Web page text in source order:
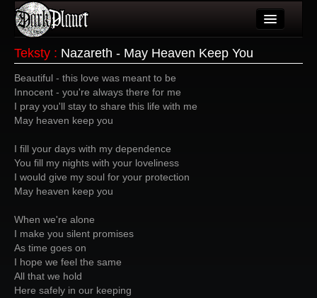
Wydarzenia
Galeria
Forum
Więcej
Teksty : Nazareth - May Heaven Keep You
Beautiful - this love was meant to be
Innocent - you're always there for me
I pray you'll stay to share this life with me
May heaven keep you
I fill your days with my dependence
You fill my nights with your loveliness
I would give my soul for your protection
May heaven keep you
When we're alone
I make you silent promises
As time goes on
I hope we feel the same
All that we hold
Here safely in our keeping